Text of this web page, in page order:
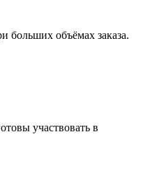
больших объёмах заказа.
участвовать в